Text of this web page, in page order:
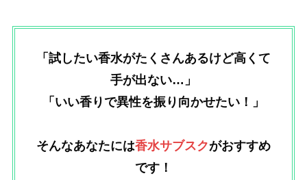
「試したい香水がたくさんあるけど高くて
手が出ない…」
「いい香りで異性を振り向かせたい！」
そんなあなたには香水サブスクがおすすめ
です！